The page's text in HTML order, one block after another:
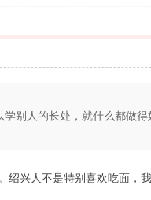
别人的长处，就什么都做
绍兴人不是特别喜欢吃面，